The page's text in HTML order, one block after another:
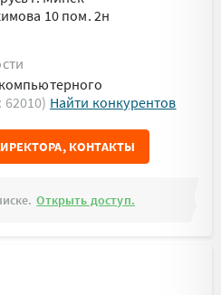
10 пом. 2н
62010) Найти конкурентов
КОНТАКТЫ
Открыть доступ.